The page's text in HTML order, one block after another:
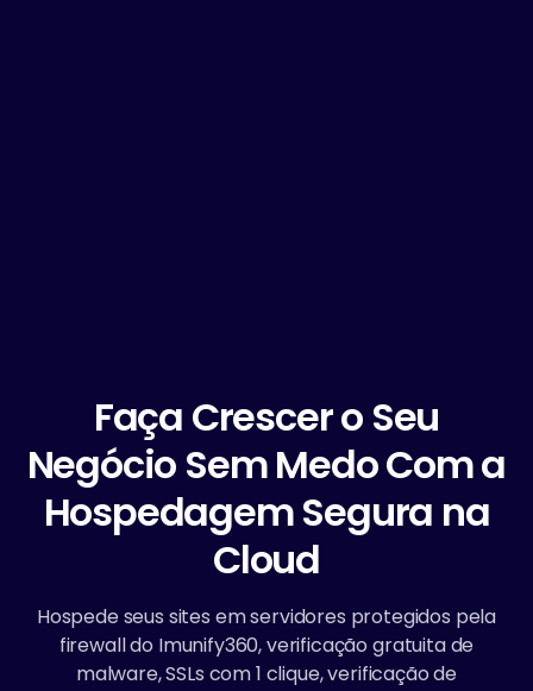
Faça Crescer o Seu
Negócio Sem Medo Com a
Hospedagem Segura na
Cloud
Hospede seus sites em servidores protegidos pela
firewall do Imunify360, verificação gratuita de
malware, SSLs com 1 clique, verificação de